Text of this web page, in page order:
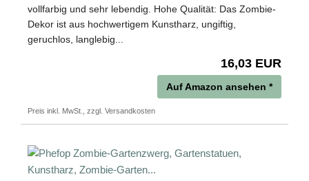
vollfarbig und sehr lebendig. Hohe Qualität: Das Zombie-
Dekor ist aus hochwertigem Kunstharz, ungiftig,
geruchlos, langlebig...
16,03 EUR
Auf Amazon ansehen *
Preis inkl. MwSt., zzgl. Versandkosten